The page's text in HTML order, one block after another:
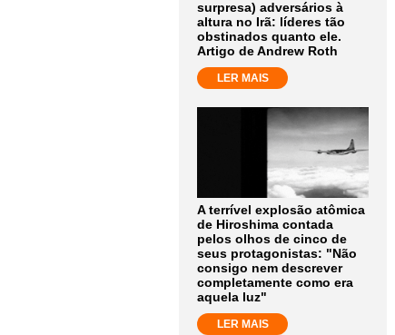
surpresa) adversários à
altura no Irã: líderes tão
obstinados quanto ele.
Artigo de Andrew Roth
LER MAIS
A terrível explosão atômica
de Hiroshima contada
pelos olhos de cinco de
seus protagonistas: "Não
consigo nem descrever
completamente como era
aquela luz"
LER MAIS